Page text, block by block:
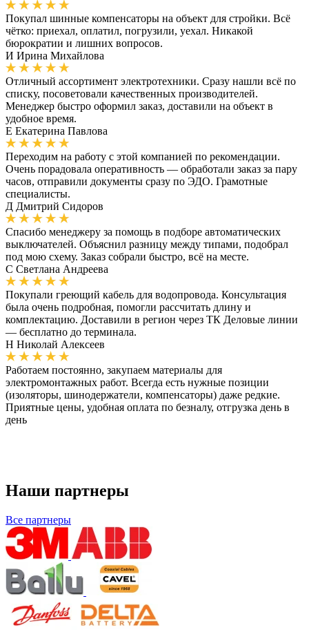
Покупал шинные компенсаторы на объект для стройки. Всё
чётко: приехал, оплатил, погрузили, уехал. Никакой
бюрократии и лишних вопросов.
И Ирина Михайлова
Отличный ассортимент электротехники. Сразу нашли всё по
списку, посоветовали качественных производителей.
Менеджер быстро оформил заказ, доставили на объект в
удобное время.
Е Екатерина Павлова
Переходим на работу с этой компанией по рекомендации.
Очень порадовала оперативность — обработали заказ за пару
часов, отправили документы сразу по ЭДО. Грамотные
специалисты.
Д Дмитрий Сидоров
Спасибо менеджеру за помощь в подборе автоматических
выключателей. Объяснил разницу между типами, подобрал
под мою схему. Заказ собрали быстро, всё на месте.
С Светлана Андреева
Покупали греющий кабель для водопровода. Консультация
была очень подробная, помогли рассчитать длину и
комплектацию. Доставили в регион через ТК Деловые линии
— бесплатно до терминала.
Н Николай Алексеев
Работаем постоянно, закупаем материалы для
электромонтажных работ. Всегда есть нужные позиции
(изоляторы, шинодержатели, компенсаторы) даже редкие.
Приятные цены, удобная оплата по безналу, отгрузка день в
день
Наши партнеры
Все партнеры